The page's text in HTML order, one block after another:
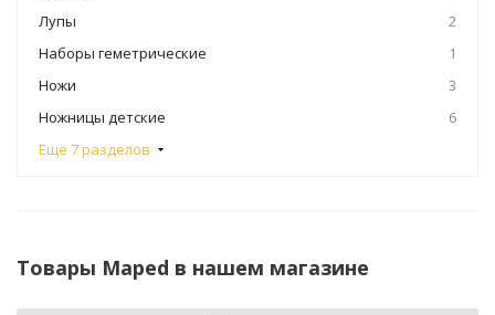
Лупы
2
Наборы геметрические
1
Ножи
3
Ножницы детские
6
Ещё 7 разделов
Товары Maped в нашем магазине